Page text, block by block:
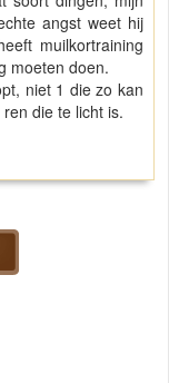
angst weet hij
muilkortraining
moeten doen.
niet 1 die zo kan
die te licht is.